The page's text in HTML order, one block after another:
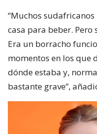
“Muchos
casa para beber. Pero
Era un borracho
momentos en los que
dónde estaba y,
bastante grave”,